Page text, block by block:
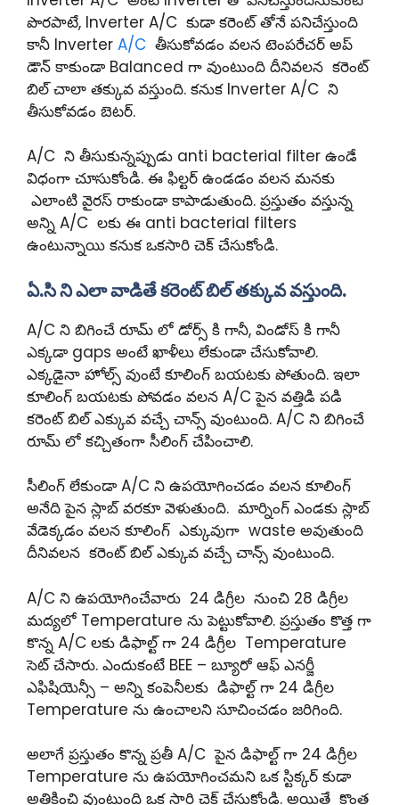
పొరపాటే, Inverter A/C కుడా కరెంట్ తోనే పనిచేస్తుంది
కానీ Inverter A/C తీసుకోవడం వలన టెంపరేచర్ అప్
డౌన్ కాకుండా Balanced గా వుంటుంది దీనివలన కరెంట్
బిల్ చాలా తక్కువ వస్తుంది. కనుక Inverter A/C ని
తీసుకోవడం బెటర్.
A/C ని తీసుకున్నప్పుడు anti bacterial filter ఉండే
విధంగా చూసుకోండి. ఈ ఫిల్టర్ ఉండడం వలన మనకు
ఎలాంటి వైరస్ రాకుండా కాపాడుతుంది. ప్రస్తుతం వస్తున్న
అన్ని A/C లకు ఈ anti bacterial filters
ఉంటున్నాయి కనుక ఒకసారి చెక్ చేసుకోండి.
ఏ.సి ని ఎలా వాడితే కరెంట్ బిల్ తక్కువ వస్తుంది.
A/C ని బిగించే రూమ్ లో డోర్స్ కి గానీ, విండోస్ కి గానీ
ఎక్కడా gaps అంటే ఖాళీలు లేకుండా చేసుకోవాలి.
ఎక్కడైనా హోల్స్ వుంటే కూలింగ్ బయటకు పోతుంది. ఇలా
కూలింగ్ బయటకు పోవడం వలన A/C పైన వత్తిడి పడి
కరెంట్ బిల్ ఎక్కువ వచ్చే చాన్స్ వుంటుంది. A/C ని బిగించే
రూమ్ లో కచ్చితంగా సీలింగ్ చేపించాలి.
సీలింగ్ లేకుండా A/C ని ఉపయోగించడం వలన కూలింగ్
అనేది పైన స్లాబ్ వరకూ వెళుతుంది. మార్నింగ్ ఎండకు స్లాబ్
వేడెక్కడం వలన కూలింగ్ ఎక్కువుగా waste అవుతుంది
దీనివలన కరెంట్ బిల్ ఎక్కువ వచ్చే చాన్స్ వుంటుంది.
A/C ని ఉపయోగించేవారు 24 డిగ్రీల నుంచి 28 డిగ్రీల
మద్యలో Temperature ను పెట్టుకోవాలి. ప్రస్తుతం కొత్త గా
కొన్న A/C లకు డిఫాల్ట్ గా 24 డిగ్రీల Temperature
సెట్ చేసారు. ఎందుకంటే BEE – బ్యూరో ఆఫ్ ఎనర్జీ
ఎఫిషియెన్సీ – అన్ని కంపెనీలకు డిఫాల్ట్ గా 24 డిగ్రీల
Temperature ను ఉంచాలని సూచించడం జరిగింది.
అలాగే ప్రస్తుతం కొన్న ప్రతీ A/C పైన డిఫాల్ట్ గా 24 డిగ్రీల
Temperature ను ఉపయోగించమని ఒక స్టిక్కర్ కుడా
అతికించి వుంటుంది ఒక సారి చెక్ చేసుకోండి. అయితే కొంత